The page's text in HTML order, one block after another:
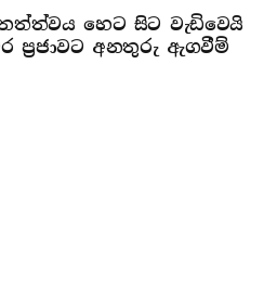
හෙට සිට වැඩිවෙයි
ප්‍රජාවට අනතුරු ඇගවීම්